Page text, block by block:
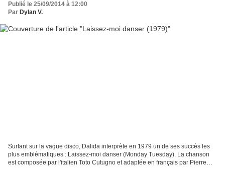
Publié le 25/09/2014 à 12:00
Par Dylan V.
Surfant sur la vague disco, Dalida interprète en 1979 un de ses succès les
plus emblématiques : Laissez-moi danser (Monday Tuesday). La chanson
est composée par l'italien Toto Cutugno et adaptée en français par Pierre